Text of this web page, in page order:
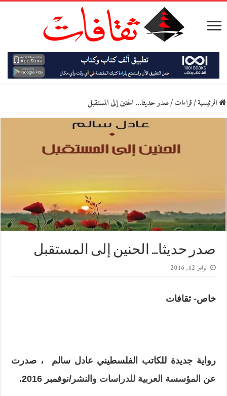
الرئيسية/قراءات/صدر حديثا… الحنين إلى المستقبل
صدر حديثا… الحنين إلى المستقبل
نوفمبر 12, 2016
خاص- ثقافات
رواية جديدة للكاتب الفلسطيني عادل سالم ، صدرت
عن المؤسسة العربية للدراسات والنشر/نوفمبر2016
.